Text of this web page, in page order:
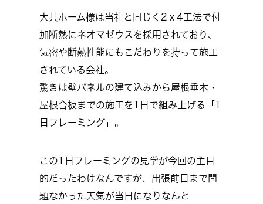
大共ホーム様は当社と同じく2ｘ4工法で付
加断熱にネオマゼウスを採用されており、
気密や断熱性能にもこだわりを持って施工
されている会社。
驚きは壁パネルの建て込みから屋根垂木・
屋根合板までの施工を1日で組み上げる「1
日フレーミング」。
この1日フレーミングの見学が今回の主目
的だったわけなんですが、出張前日まで問
題なかった天気が当日になりなんと